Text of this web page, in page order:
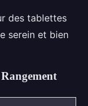
des tablettes
serein et bien